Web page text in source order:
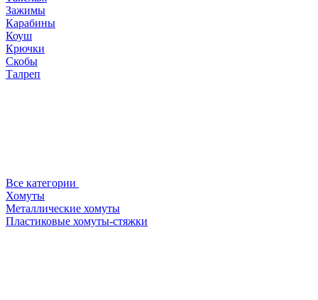
Зажимы
Карабины
Коуш
Крючки
Скобы
Талреп
Все категории
Хомуты
Металлические хомуты
Пластиковые хомуты-стяжки